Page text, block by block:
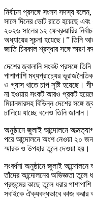
নির্বাচন প্রসঙ্গে সংসদ সদস্য
সালে দিনের ভোট রাতে হয়েছে
২০২৬ সালের ১২ ফেব্রুয়ারির
অধ্যায়ের সূচনা হয়েছে।” তিনি
জাতি চিরকাল শ্রদ্ধার সঙ্গে স্মরণ
দেশের জ্বালানি সংকট প্রসঙ্গে
পাশাপাশি মধ্যপ্রাচ্যের
ও গ্যাস খাতে চাপ সৃষ্টি হয়েছে।
না হওয়ায় সংকট আরও প্রকট
মিয়ানমারসহ বিভিন্ন দেশের
চালিয়ে যাচ্ছে বলেও তিনি জানান।
অনুষ্ঠানে জুলাই আন্দোলনে
পরে আন্দোলনে অংশ নেওয়া ২০ জন
স্মারক ও উপহার তুলে দেওয়া হয়।
সংবর্ধনা অনুষ্ঠানে জুলাই
তাঁদের আন্দোলনের অভিজ্ঞতা তুলে
প্রজন্মের কাছে তুলে ধরার
সবাইকে ঐক্যবদ্ধভাবে কাজ করার